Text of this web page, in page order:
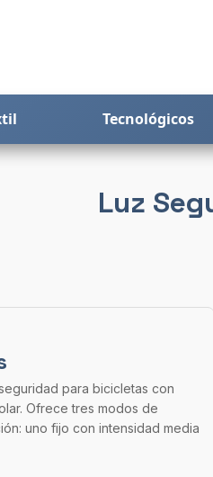
Tecnológicos
Luz
para bicicletas con
Ofrece tres modos de
uno fijo con intensidad media